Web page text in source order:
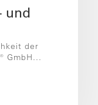
und
der
GmbH...